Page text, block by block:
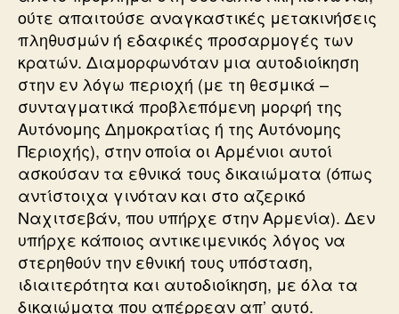
ούτε απαιτούσε αναγκαστικές μετακινήσεις
πληθυσμών ή εδαφικές προσαρμογές των
κρατών. Διαμορφωνόταν μια αυτοδιοίκηση
στην εν λόγω περιοχή (με τη θεσμικά –
συνταγματικά προβλεπόμενη μορφή της
Αυτόνομης Δημοκρατίας ή της Αυτόνομης
Περιοχής), στην οποία οι Αρμένιοι αυτοί
ασκούσαν τα εθνικά τους δικαιώματα (όπως
αντίστοιχα γινόταν και στο αζερικό
Ναχιτσεβάν, που υπήρχε στην Αρμενία). Δεν
υπήρχε κάποιος αντικειμενικός λόγος να
στερηθούν την εθνική τους υπόσταση,
ιδιαιτερότητα και αυτοδιοίκηση, με όλα τα
δικαιώματα που απέρρεαν απ’ αυτό.